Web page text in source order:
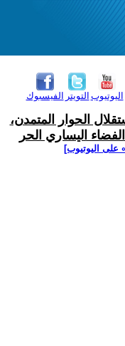
الفيسبوك التويتر اليوتيوب
الحوار المتمدن،
اليساري الحر
على اليوتيوب]